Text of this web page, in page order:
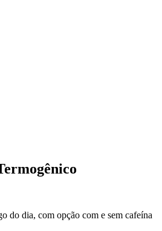
do dia, com opção com e sem cafeína